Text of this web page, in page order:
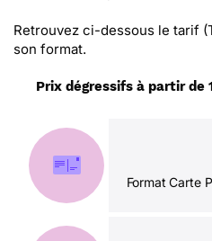
Retrouvez ci-dessous le tarif
son format.
Prix dégressifs à partir de
Format Carte